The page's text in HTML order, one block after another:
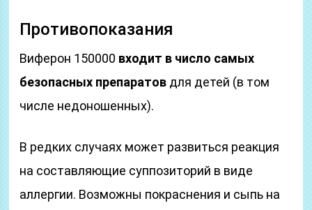
Противопоказания
Виферон 150000 входит в число самых
безопасных препаратов для детей (в том
числе недоношенных).
В редких случаях может развиться реакция
на составляющие суппозиторий в виде
аллергии. Возможны покраснения и сыпь на